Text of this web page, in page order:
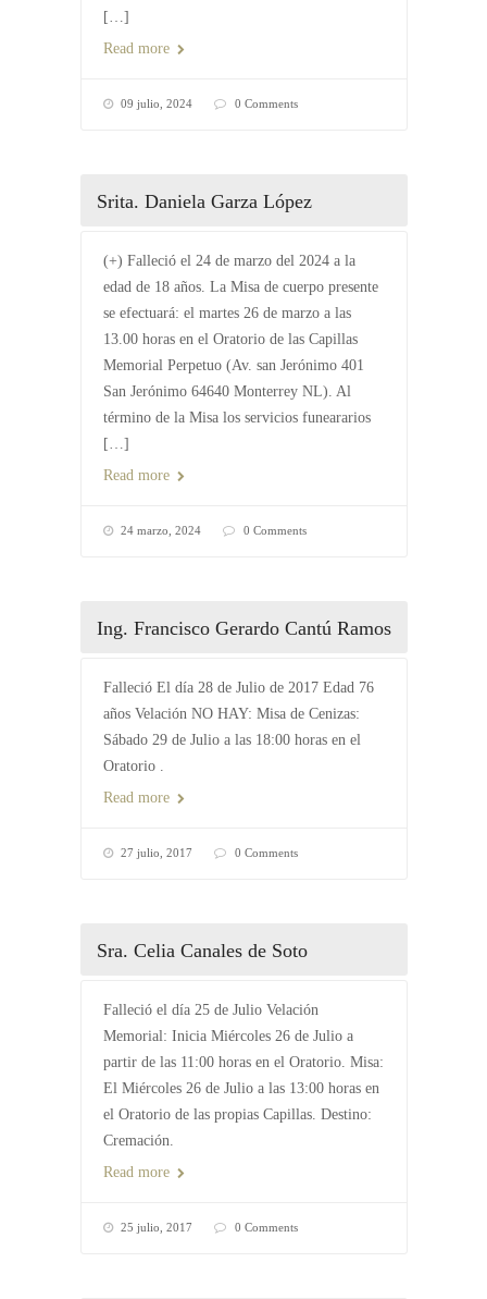
[…]
Read more
09 julio, 2024 0 Comments
Srita. Daniela Garza López
(+) Falleció el 24 de marzo del 2024 a la
edad de 18 años. La Misa de cuerpo presente
se efectuará: el martes 26 de marzo a las
13.00 horas en el Oratorio de las Capillas
Memorial Perpetuo (Av. san Jerónimo 401
San Jerónimo 64640 Monterrey NL). Al
término de la Misa los servicios funeararios
[…]
Read more
24 marzo, 2024 0 Comments
Ing. Francisco Gerardo Cantú Ramos
Falleció El día 28 de Julio de 2017 Edad 76
años Velación NO HAY: Misa de Cenizas:
Sábado 29 de Julio a las 18:00 horas en el
Oratorio .
Read more
27 julio, 2017 0 Comments
Sra. Celia Canales de Soto
Falleció el día 25 de Julio Velación
Memorial: Inicia Miércoles 26 de Julio a
partir de las 11:00 horas en el Oratorio. Misa:
El Miércoles 26 de Julio a las 13:00 horas en
el Oratorio de las propias Capillas. Destino:
Cremación.
Read more
25 julio, 2017 0 Comments